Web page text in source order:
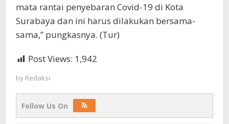
mata rantai penyebaran Covid-19 di Kota
Surabaya dan ini harus dilakukan bersama-
sama,” pungkasnya. (Tur)
Post Views: 1,942
by Redaksi
Follow Us On